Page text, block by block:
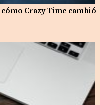
Crazy Time cambió